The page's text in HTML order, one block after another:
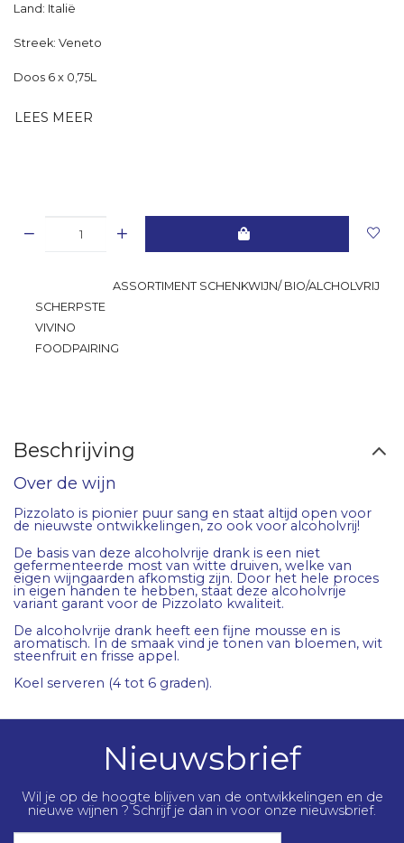
Land: Italië
Streek: Veneto
Doos 6 x 0,75L
LEES MEER
ASSORTIMENT SCHENKWIJN/ BIO/ALCHOLVRIJ
SCHERPSTE
VIVINO
FOODPAIRING
Beschrijving
Over de wijn
Pizzolato is pionier puur sang en staat altijd open voor
de nieuwste ontwikkelingen, zo ook voor alcoholvrij!
De basis van deze alcoholvrije drank is een niet
gefermenteerde most van witte druiven, welke van
eigen wijngaarden afkomstig zijn. Door het hele proces
in eigen handen te hebben, staat deze alcoholvrije
variant garant voor de Pizzolato kwaliteit.
De alcoholvrije drank heeft een fijne mousse en is
aromatisch. In de smaak vind je tonen van bloemen, wit
steenfruit en frisse appel.
Koel serveren (4 tot 6 graden).
Nieuwsbrief
Wil je op de hoogte blijven van de ontwikkelingen en de
nieuwe wijnen ? Schrijf je dan in voor onze nieuwsbrief.